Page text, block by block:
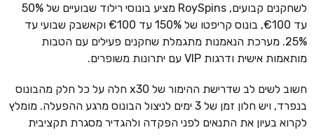
לשחקנים קבועים, RoySpins מציע בונוסי רילוד שבועיים של 50%
עד €100, בונוס קריפטו של 150% עד €100 וקאשבק שבועי עד
25%. מערכת הנאמנות מתגמלת שחקנים פעילים עם הטבות
מותאמות אישית ודרגות VIP עם יתרונות משופרים.
חשוב לשים לב שדרישת ההימור של x30 חלה על כל חלק מהבונוס
בנפרד, ויש חלון זמן של 3 ימים לניצול הבונוס מרגע ההפעלה. מומלץ
לקרוא בעיון את התנאים לפני הפקדה ולהגדיר מסגרת תקציבית